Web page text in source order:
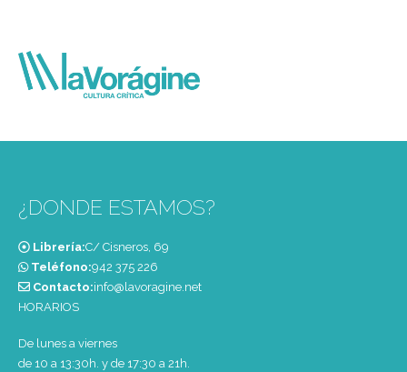
¿DONDE ESTAMOS?
Librería:C/ Cisneros, 69
Teléfono:‭942 375 226‬
Contacto:info@lavoragine.net
HORARIOS
De lunes a viernes
de 10 a 13:30h. y de 17:30 a 21h.